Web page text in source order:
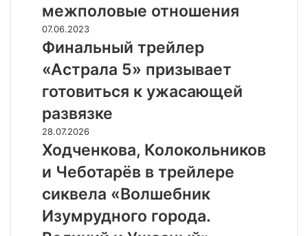
выхода
боевой
комедии
про
сложные
мистические
отношения
межполовые отношения
Финальный
трейлер
«Астрала
5»
призывает
готовиться
к
ужасающей
развязке
07.06.2023
Финальный трейлер
«Астрала 5» призывает
готовиться к ужасающей
развязке
Ходченкова,
Колокольников
Чеботарёв
в
трейлере
сиквела
«Волшебник
28.07.2026
Ходченкова, Колокольников
и Чеботарёв в трейлере
сиквела «Волшебник
Изумрудного города.